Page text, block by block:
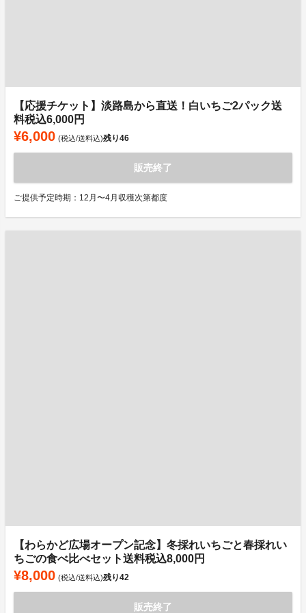
【応援チケット】淡路島から直送！白いちご2パック送
料税込6,000円
¥6,000 (税込/送料込)残り46
販売終了
ご提供予定時期：12月〜4月収穫次第都度
【わらかど広場オープン記念】冬採れいちごと春採れい
ちごの食べ比べセット送料税込8,000円
¥8,000 (税込/送料込)残り42
販売終了